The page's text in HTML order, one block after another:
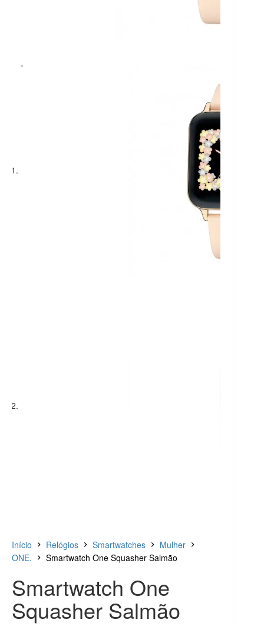
Início Relógios Smartwatches
Mulher
ONE.
Smartwatch One Squasher Salmão
Smartwatch One
Squasher Salmão